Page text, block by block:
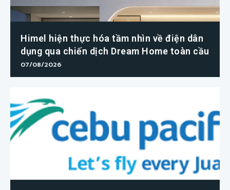
Himel hiện thực hóa tầm nhìn về điện dân
dụng qua chiến dịch Dream Home toàn cầu
07/08/2026